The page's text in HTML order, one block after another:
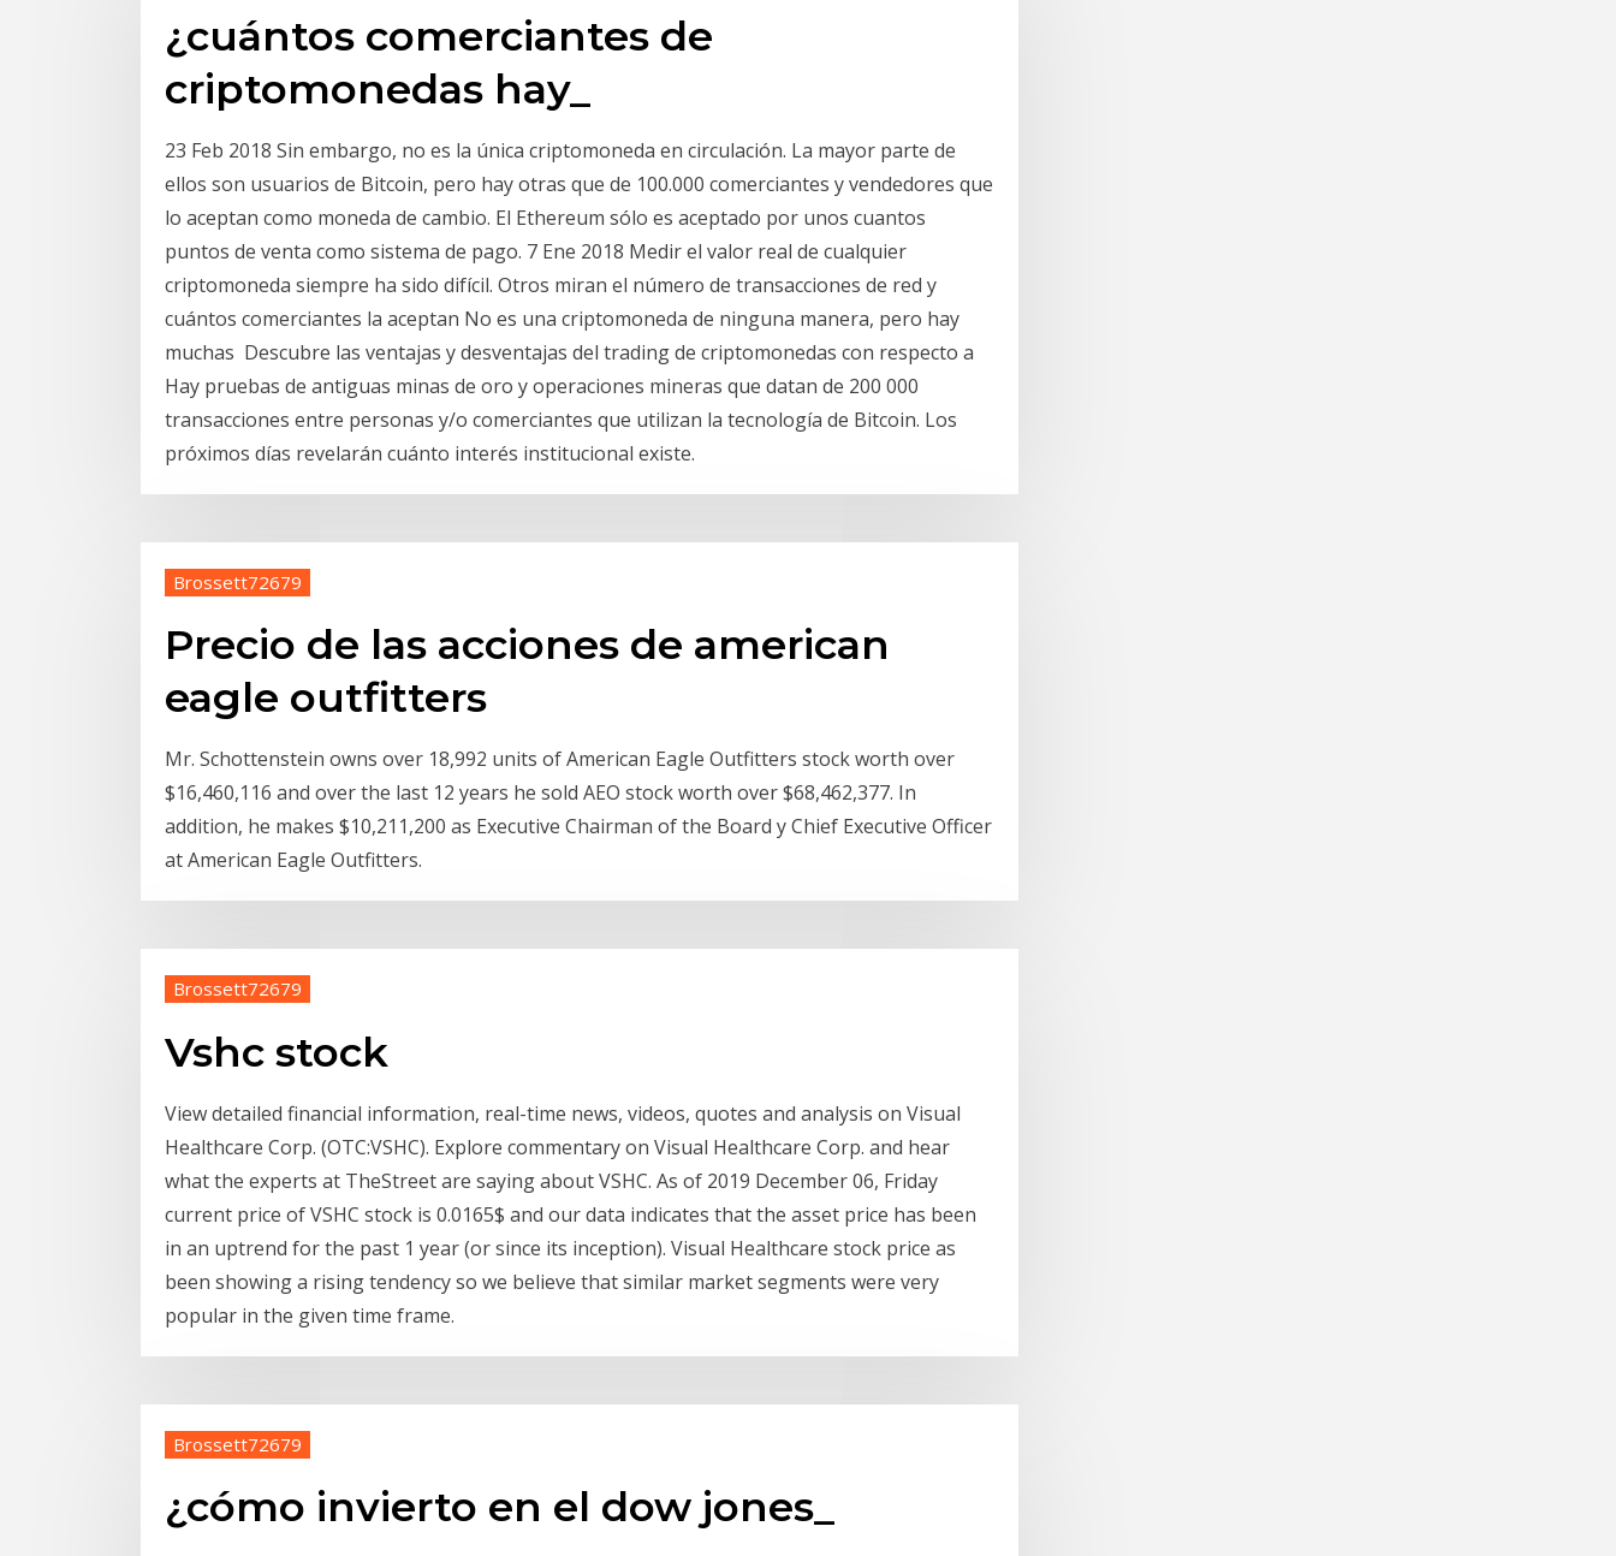
¿cuántos comerciantes de
criptomonedas hay_
23 Feb 2018 Sin embargo, no es la única criptomoneda en circulación. La mayor parte de
ellos son usuarios de Bitcoin, pero hay otras que de 100.000 comerciantes y vendedores que
lo aceptan como moneda de cambio. El Ethereum sólo es aceptado por unos cuantos
puntos de venta como sistema de pago. 7 Ene 2018 Medir el valor real de cualquier
criptomoneda siempre ha sido difícil. Otros miran el número de transacciones de red y
cuántos comerciantes la aceptan No es una criptomoneda de ninguna manera, pero hay
muchas Descubre las ventajas y desventajas del trading de criptomonedas con respecto a
Hay pruebas de antiguas minas de oro y operaciones mineras que datan de 200 000
transacciones entre personas y/o comerciantes que utilizan la tecnología de Bitcoin. Los
próximos días revelarán cuánto interés institucional existe.
Brossett72679
Precio de las acciones de american
eagle outfitters
Mr. Schottenstein owns over 18,992 units of American Eagle Outfitters stock worth over
$16,460,116 and over the last 12 years he sold AEO stock worth over $68,462,377. In
addition, he makes $10,211,200 as Executive Chairman of the Board y Chief Executive Officer
at American Eagle Outfitters.
Brossett72679
Vshc stock
View detailed financial information, real-time news, videos, quotes and analysis on Visual
Healthcare Corp. (OTC:VSHC). Explore commentary on Visual Healthcare Corp. and hear
what the experts at TheStreet are saying about VSHC. As of 2019 December 06, Friday
current price of VSHC stock is 0.0165$ and our data indicates that the asset price has been
in an uptrend for the past 1 year (or since its inception). Visual Healthcare stock price as
been showing a rising tendency so we believe that similar market segments were very
popular in the given time frame.
Brossett72679
¿cómo invierto en el dow jones_